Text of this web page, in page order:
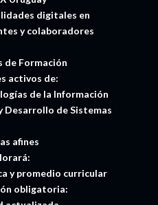
digitales en
y colaboradores
de Formación
activos de:
de la Información
Desarrollo de Sistemas
afines
y promedio curricular
obligatoria: